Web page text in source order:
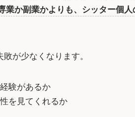
業か副業かよりも、シッター個
が少なくなります。
験があるか
を見てくれるか